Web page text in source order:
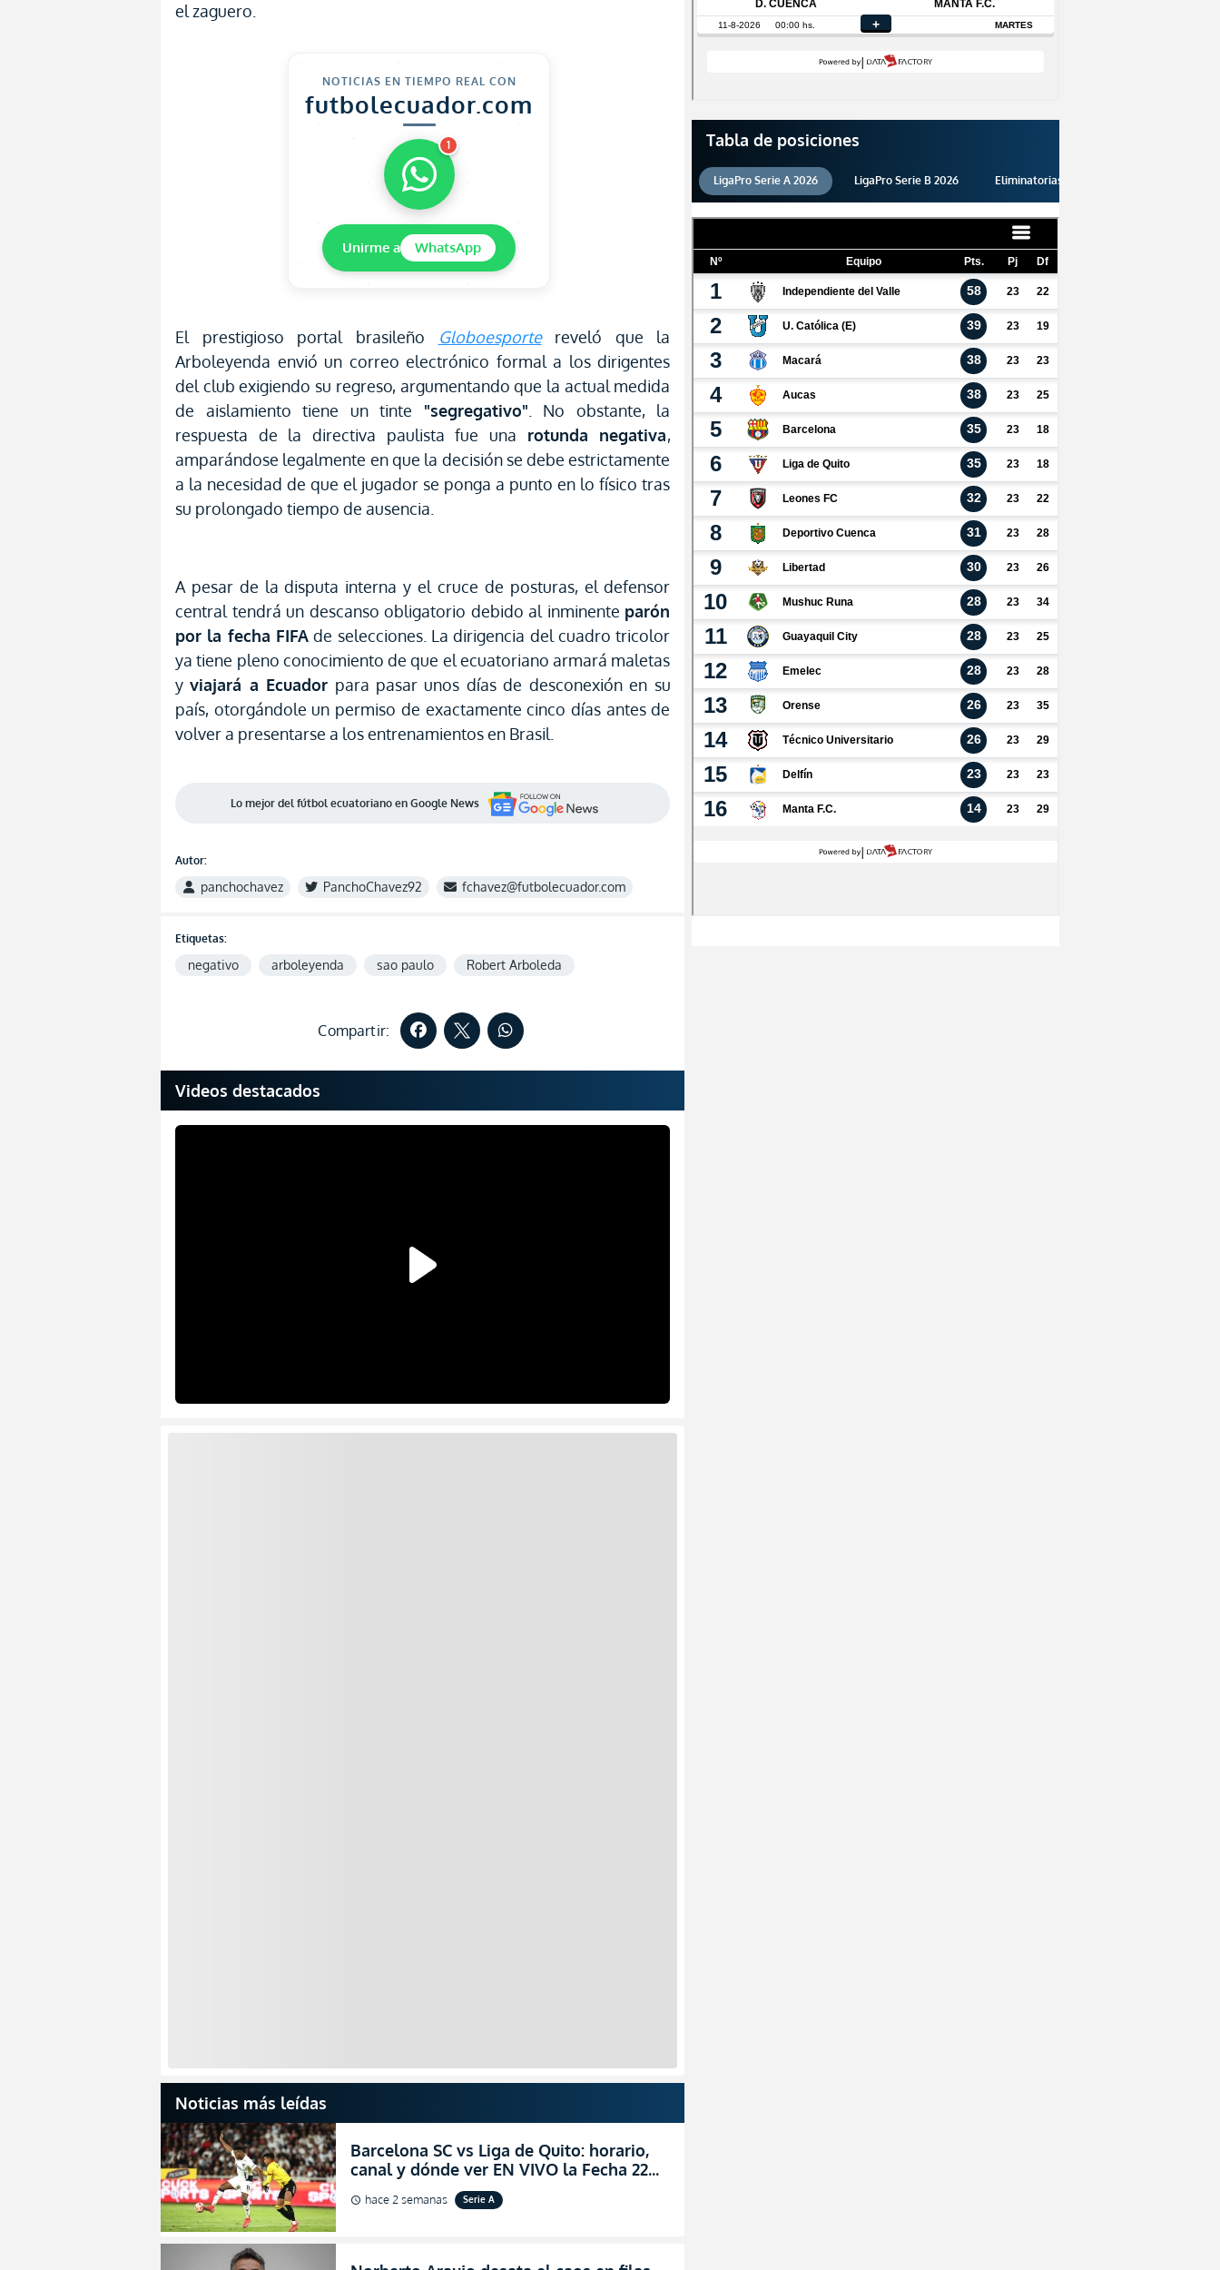
el zaguero.
NOTICIAS EN TIEMPO REAL CON
futbolecuador.com
1
Unirme a WhatsApp
El prestigioso portal brasileño Globoesportereveló que la
Arboleyenda envió un correo electrónico formal a los dirigentes
del club exigiendo su regreso, argumentando que la actual medida
de aislamiento tiene un tinte "segregativo" . No obstante, la
respuesta de la directiva paulista fue una rotunda negativa,
amparándose legalmente en que la decisión se debe estrictamente
a la necesidad de que el jugador se ponga a punto en lo físico tras
su prolongado tiempo de ausencia.
A pesar de la disputa interna y el cruce de posturas, el defensor
central tendrá un descanso obligatorio debido al inminente parón
por la fecha FIFA de selecciones. La dirigencia del cuadro tricolor
ya tiene pleno conocimiento de que el ecuatoriano armará maletas
yviajará a Ecuador para pasar unos días de desconexión en su
país, otorgándole un permiso de exactamente cinco días antes de
volver a presentarse a los entrenamientos en Brasil.
Lo mejor del fútbol ecuatoriano en Google News
Autor:
panchochavez PanchoChavez92 fchavez@futbolecuador.com
Etiquetas:
negativo arboleyenda sao paulo Robert Arboleda
Compartir:
Videos destacados
Noticias más leídas
Barcelona SC vs Liga de Quito: horario,
canal y dónde ver EN VIVO la Fecha 22
de la LigaPro 2026
schedule hace 2 semanas Serie A
Tabla de posiciones
LigaPro Serie A 2026 LigaPro Serie B 2026 Eliminatorias 2026